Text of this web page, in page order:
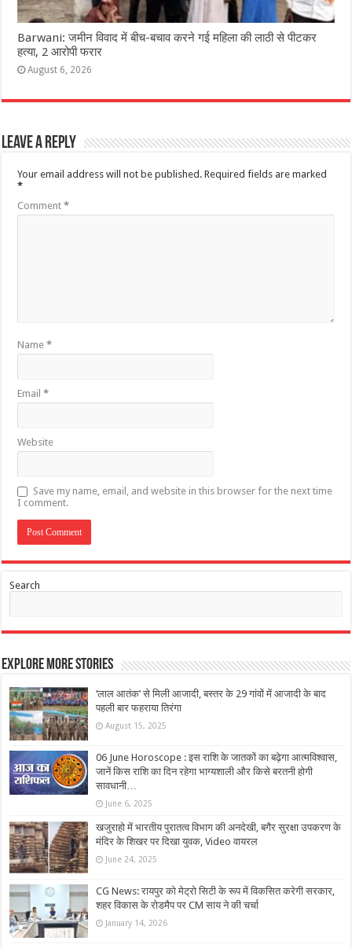
Barwani: जमीन विवाद में बीच-बचाव करने गई महिला की लाठी से पीटकर
हत्या, 2 आरोपी फरार
August 6, 2026
Leave a Reply
Your email address will not be published. Required fields are marked
*
Comment*
Name*
Email*
Website
Save my name, email, and website in this browser for the next time
I comment.
Search
Explore More Stories
‘लाल आतंक’ से मिली आजादी, बस्तर के 29 गांवों में आजादी के बाद
पहली बार फहराया तिरंगा
August 15, 2025
06 June Horoscope : इस राशि के जातकों का बढ़ेगा आत्मविश्वास,
जानें किस राशि का दिन रहेगा भाग्यशाली और किसे बरतनी होगी
सावधानी…
June 6, 2025
खजुराहो में भारतीय पुरातत्व विभाग की अनदेखी, बगैर सुरक्षा उपकरण के
मंदिर के शिखर पर दिखा युवक, Video वायरल
June 24, 2025
CG News: रायपुर को मेट्रो सिटी के रूप में विकसित करेगी सरकार,
शहर विकास के रोडमैप पर CM साय ने की चर्चा
January 14, 2026